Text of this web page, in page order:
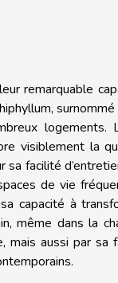
remarquable
logements.
visiblement la
sa facilité
de vie
capacité à
même dans la
mais aussi par sa